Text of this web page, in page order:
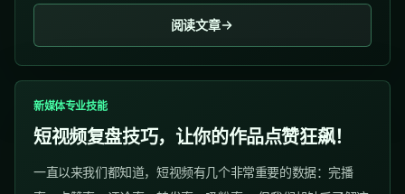
✅ 新媒体运营 薪资水平： 12年：710k...
阅读文章
新媒体专业技能
短视频复盘技巧，让你的作品点赞狂飙！
一直以来我们都知道，短视频有几个非常重要的数据：完播